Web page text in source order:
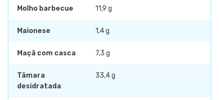
Molho barbecue 11,9 g
Maionese 1,4 g
Maçã com casca 7,3 g
Tâmara
desidratada
33,4 g